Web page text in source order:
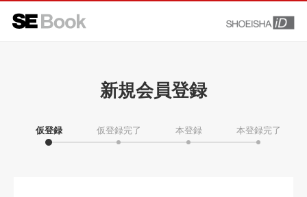
新規会員登録
仮登録 仮登録完了 本登録 本登録完了